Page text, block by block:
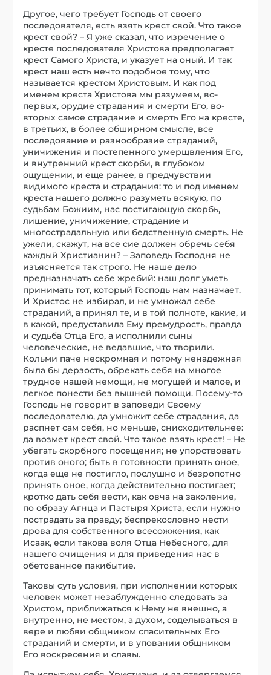
Другое, чего требует Господь от своего
последователя, есть взять крест свой. Что такое
крест свой? – Я уже сказал, что изречение о
кресте последователя Христова предполагает
крест Самого Христа, и указует на оный. И так
крест наш есть нечто подобное тому, что
называется крестом Христовым. И как под
именем креста Христова мы разумеем, во-
первых, орудие страдания и смерти Его, во-
вторых самое страдание и смерть Его на кресте,
в третьих, в более обширном смысле, все
последование и разнообразие страданий,
уничижения и постепенного умерщвления Его,
и внутренний крест скорби, в глубоком
ощущении, и еще ранее, в предчувствии
видимого креста и страдания: то и под именем
креста нашего должно разуметь всякую, по
судьбам Божиим, нас постигающую скорбь,
лишение, уничижение, страдание и
многострадальную или бедственную смерть. Не
ужели, скажут, на все сие должен обречь себя
каждый Христианин? – Заповедь Господня не
изъясняется так строго. Не наше дело
предназначать себе жребий: наш долг уметь
принимать тот, который Господь нам назначает.
И Христос не избирал, и не умножал себе
страданий, а принял те, и в той полноте, какие, и
в какой, предуставила Ему премудрость, правда
и судьба Отца Его, а исполнили сыны
человеческие, не ведавшие, что творили.
Кольми паче нескромная и потому ненадежная
была бы дерзость, обрекать себя на многое
трудное нашей немощи, не могущей и малое, и
легкое понести без вышней помощи. Посему-то
Господь не говорит в заповеди Своему
последователю, да умножит себе страдания, да
распнет сам себя, но меньше, снисходительнее:
да возмет крест свой. Что такое взять крест! – Не
убегать скорбного посещения; не упорствовать
против оного; быть в готовности принять оное,
когда еще не постигло, послушно и безропотно
принять оное, когда действительно постигает;
кротко дать себя вести, как овча на заколение,
по образу Агнца и Пастыря Христа, если нужно
пострадать за правду; беспрекословно нести
дрова для собственного всесожжения, как
Исаак, если такова воля Отца Небесного, для
нашего очищения и для приведения нас в
обетованное пакибытие.
Таковы суть условия, при исполнении которых
человек может незаблужденно следовать за
Христом, приближаться к Нему не внешно, а
внутренно, не местом, а духом, соделываться в
вере и любви общником спасительных Его
страданий и смерти, и в уповании общником
Его воскресения и славы.